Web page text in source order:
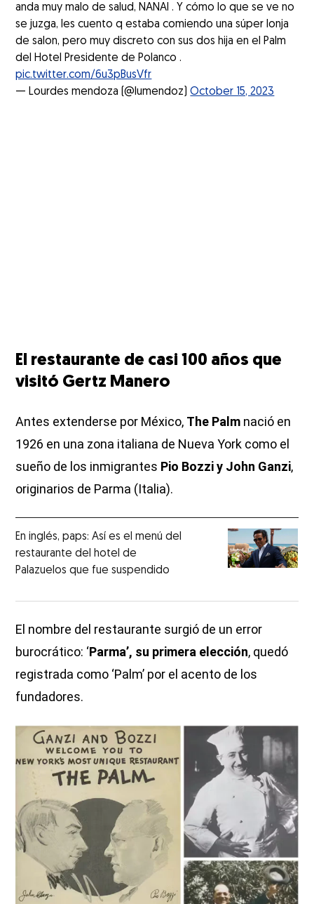
anda muy malo de salud, NANAI . Y cómo lo que se ve no
se juzga, les cuento q estaba comiendo una súper lonja
de salon, pero muy discreto con sus dos hija en el Palm
del Hotel Presidente de Polanco .
pic.twitter.com/6u3pBusVfr
— Lourdes mendoza (@lumendoz)October 15, 2023
El restaurante de casi 100 años que
visitó Gertz Manero
Antes extenderse por México, The Palm nació en
1926 en una zona italiana de Nueva York como el
sueño de los inmigrantes Pio Bozzi y John Ganzi,
originarios de Parma (Italia).
En inglés, paps: Así es el menú del
restaurante del hotel de
Palazuelos que fue suspendido
El nombre del restaurante surgió de un error
burocrático: ‘Parma’, su primera elección, quedó
registrada como ‘Palm’ por el acento de los
fundadores.